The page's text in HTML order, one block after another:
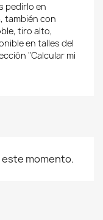
pedirlo en
también con
tiro alto,
en talles del
"Calcular mi
momento.